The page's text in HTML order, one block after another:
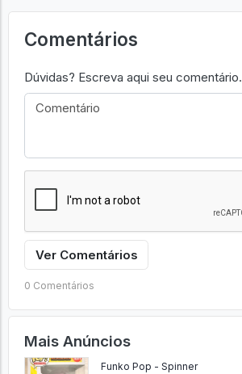
Comentários
Dúvidas? Escreva aqui seu comentário.
Ver Comentários
0 Comentários
Mais Anúncios
Funko Pop - Spinner